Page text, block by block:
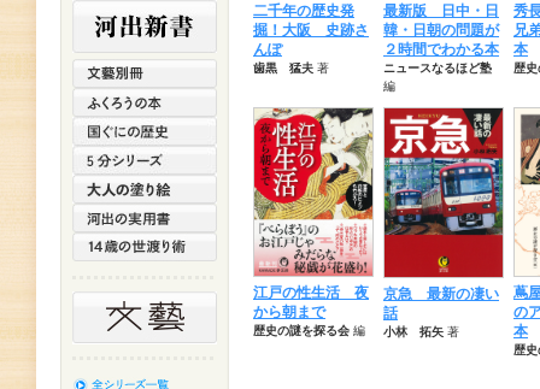
二千年の歴史発
掘！大阪 史跡さ
んぽ
歯黒 猛夫 著
最新版 日中・日
韓・日朝の問題が
２時間でわかる本
ニュースなるほど塾
編
秀
兄
本
歴史
江戸の性生活 夜
から朝まで
歴史の謎を探る会 編
京急 最新の凄い
話
小林 拓矢 著
蔦
の
本
歴